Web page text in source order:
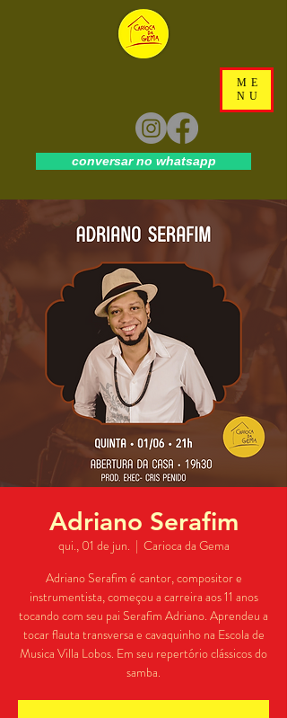
ME
NU
conversar no whatsapp
Adriano Serafim
qui., 01 de jun.
  |
Carioca da Gema
Adriano Serafim é cantor, compositor e
instrumentista, começou a carreira aos 11 anos
tocando com seu pai Serafim Adriano. Aprendeu a
tocar flauta transversa e cavaquinho na Escola de
Musica Villa Lobos. Em seu repertório clássicos do
samba.